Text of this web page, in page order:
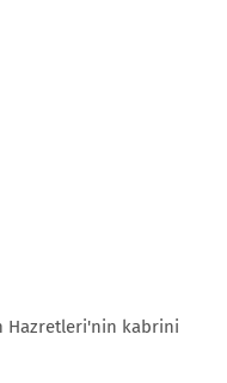
Hazretleri'nin kabrini